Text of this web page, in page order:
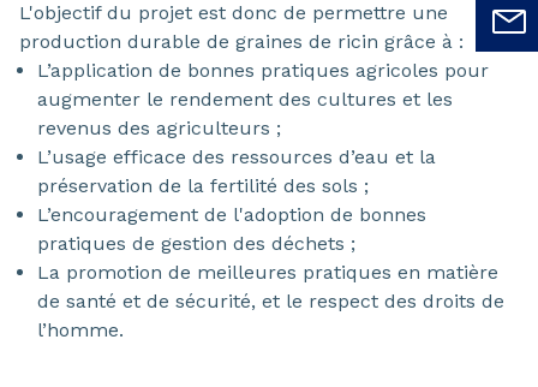
L'objectif du projet est donc de permettre une
production durable de graines de ricin grâce à :
L’application de bonnes pratiques agricoles pour
augmenter le rendement des cultures et les
revenus des agriculteurs ;
L’usage efficace des ressources d’eau et la
préservation de la fertilité des sols ;
L’encouragement de l'adoption de bonnes
pratiques de gestion des déchets ;
La promotion de meilleures pratiques en matière
de santé et de sécurité, et le respect des droits de
l’homme.